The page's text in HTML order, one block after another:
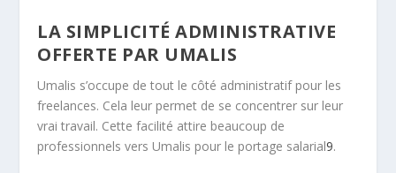
LA SIMPLICITÉ ADMINISTRATIVE
OFFERTE PAR UMALIS
Umalis s’occupe de tout le côté administratif pour les
freelances. Cela leur permet de se concentrer sur leur
vrai travail. Cette facilité attire beaucoup de
professionnels vers Umalis pour le portage salarial9.